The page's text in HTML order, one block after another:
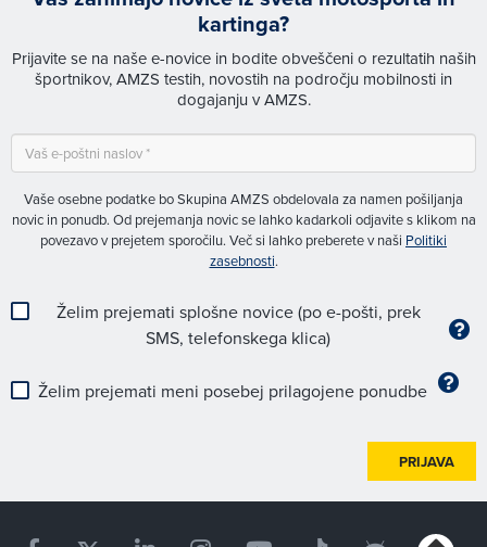
kartinga?
Prijavite se na naše e-novice in bodite obveščeni o rezultatih naših
športnikov, AMZS testih, novostih na področju mobilnosti in
dogajanju v AMZS.
Vaše osebne podatke bo Skupina AMZS obdelovala za namen pošiljanja
novic in ponudb. Od prejemanja novic se lahko kadarkoli odjavite s klikom na
povezavo v prejetem sporočilu. Več si lahko preberete v naši Politiki
zasebnosti.
Želim prejemati splošne novice (po e-pošti, prek
SMS, telefonskega klica)
Želim prejemati meni posebej prilagojene ponudbe
PRIJAVA